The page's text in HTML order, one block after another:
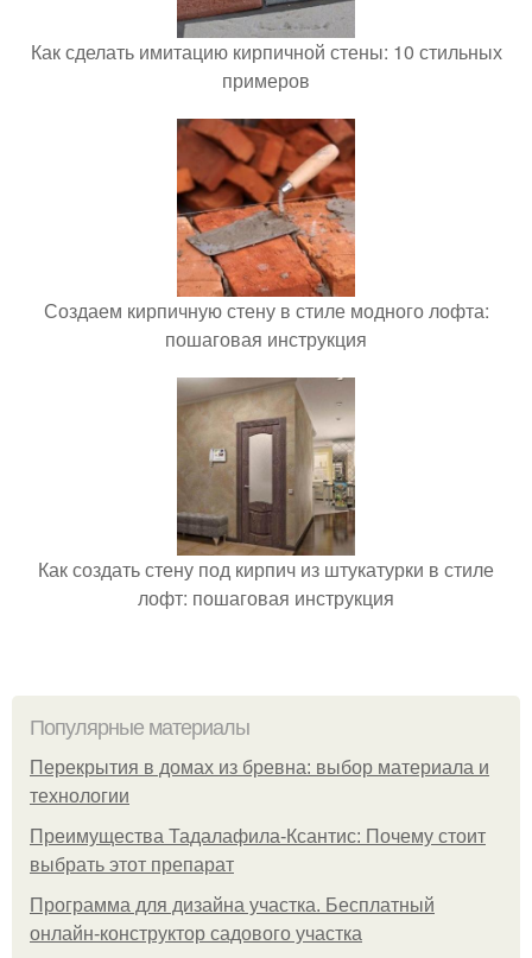
Как сделать имитацию кирпичной стены: 10 стильных
примеров
Создаем кирпичную стену в стиле модного лофта:
пошаговая инструкция
Как создать стену под кирпич из штукатурки в стиле
лофт: пошаговая инструкция
Популярные материалы
Перекрытия в домах из бревна: выбор материала и
технологии
Преимущества Тадалафила-Ксантис: Почему стоит
выбрать этот препарат
Программа для дизайна участка. Бесплатный
онлайн-конструктор садового участка